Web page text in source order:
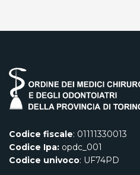
Codice fiscale: 01111330013
Codice Ipa: opdc_001
Codice univoco: UF74PD